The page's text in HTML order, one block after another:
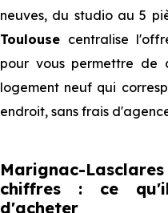
neuves, du studio au 5
Toulouse centralise
pour vous permettre de
logement neuf qui
endroit, sans frais
Marignac-
chiffres : ce
d'acheter